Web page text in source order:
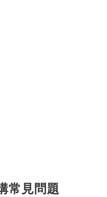
常見問題